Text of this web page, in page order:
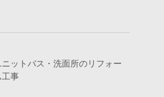
ニットバス・洗面所のリフォー
工事